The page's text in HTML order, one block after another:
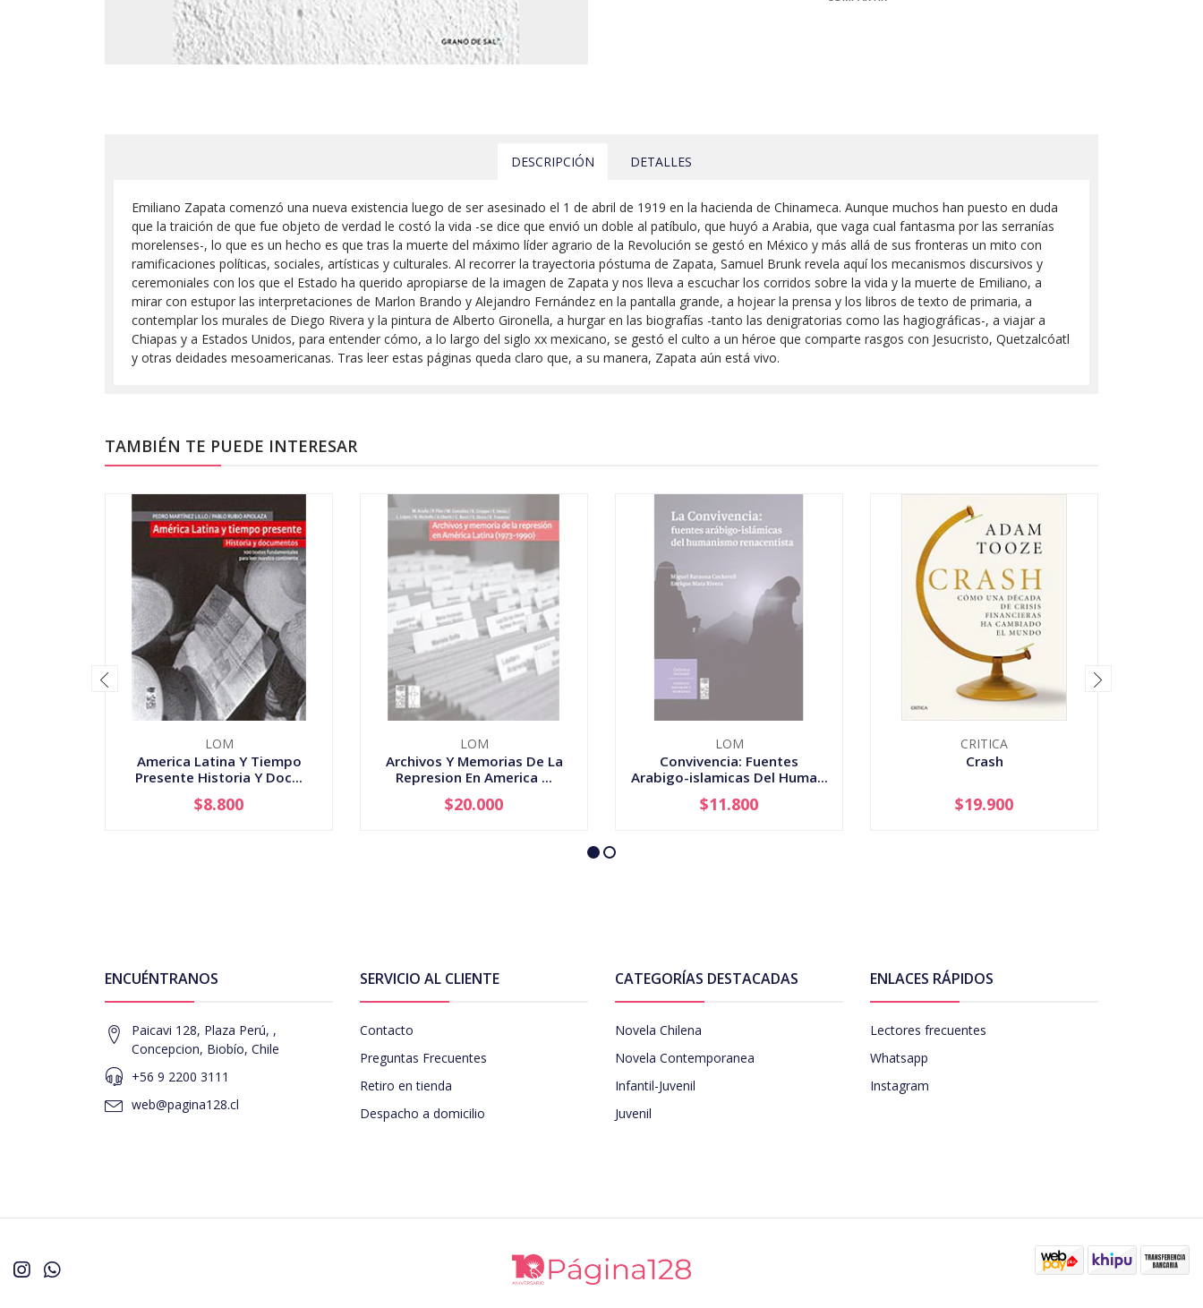
DESCRIPCIÓN DETALLES
Emiliano Zapata comenzó una nueva existencia luego de ser asesinado el 1 de abril de 1919 en la hacienda de Chinameca. Aunque muchos han puesto en duda
que la traición de que fue objeto de verdad le costó la vida -se dice que envió un doble al patíbulo, que huyó a Arabia, que vaga cual fantasma por las serranías
morelenses-, lo que es un hecho es que tras la muerte del máximo líder agrario de la Revolución se gestó en México y más allá de sus fronteras un mito con
ramificaciones políticas, sociales, artísticas y culturales. Al recorrer la trayectoria póstuma de Zapata, Samuel Brunk revela aquí los mecanismos discursivos y
ceremoniales con los que el Estado ha querido apropiarse de la imagen de Zapata y nos lleva a escuchar los corridos sobre la vida y la muerte de Emiliano, a
mirar con estupor las interpretaciones de Marlon Brando y Alejandro Fernández en la pantalla grande, a hojear la prensa y los libros de texto de primaria, a
contemplar los murales de Diego Rivera y la pintura de Alberto Gironella, a hurgar en las biografías -tanto las denigratorias como las hagiográficas-, a viajar a
Chiapas y a Estados Unidos, para entender cómo, a lo largo del siglo xx mexicano, se gestó el culto a un héroe que comparte rasgos con Jesucristo, Quetzalcóatl
y otras deidades mesoamericanas. Tras leer estas páginas queda claro que, a su manera, Zapata aún está vivo.
TAMBIÉN TE PUEDE INTERESAR
LOM
America Latina Y Tiempo
Presente Historia Y Doc...
+
$8.800
LOM
Archivos Y Memorias De La
Represion En America ...
AGOTADO
$20.000
LOM
Convivencia: Fuentes
Arabigo-islamicas Del Huma...
AGOTADO
$11.800
CRITICA
Crash
+
$19.900
ENCUÉNTRANOS
Paicavi 128, Plaza Perú, ,
Concepcion, Biobío, Chile
+56 9 2200 3111
web@pagina128.cl
SERVICIO AL CLIENTE
Contacto
Preguntas Frecuentes
Retiro en tienda
Despacho a domicilio
CATEGORÍAS DESTACADAS
Novela Chilena
Novela Contemporanea
Infantil-Juvenil
Juvenil
ENLACES RÁPIDOS
Lectores frecuentes
Whatsapp
Instagram